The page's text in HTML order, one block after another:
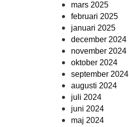
mars 2025
februari 2025
januari 2025
december 2024
november 2024
oktober 2024
september 2024
augusti 2024
juli 2024
juni 2024
maj 2024